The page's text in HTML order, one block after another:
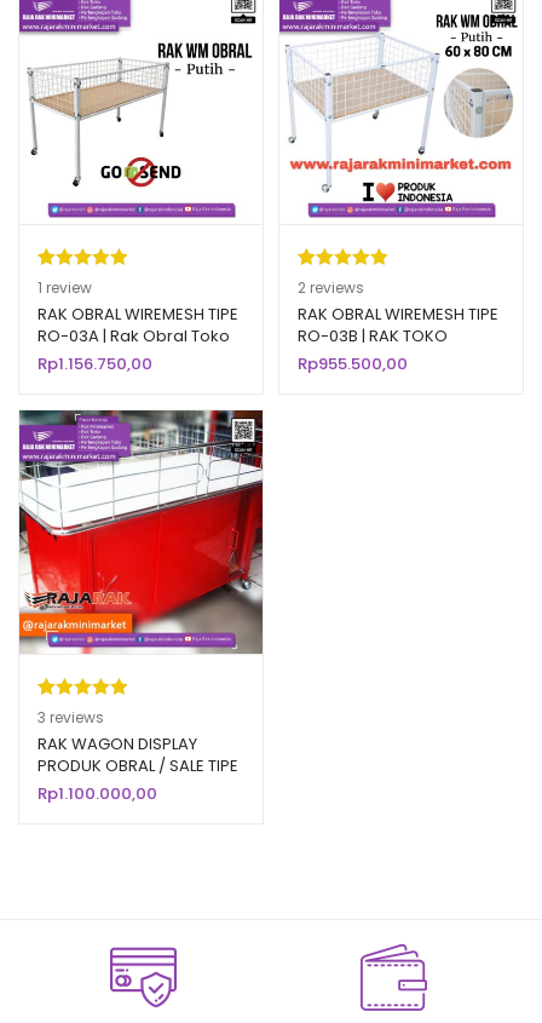
Peringkat
5.00 dari 5
berdasarka
n
1
penilaian
1 review
RAK OBRAL WIREMESH TIPE
RO-03A | Rak Obral Toko
Minimarket
Rp1.156.750,00
Peringkat
5.00 dari 5
berdasarka
n
2
penilaian
2 reviews
RAK OBRAL WIREMESH TIPE
RO-03B | RAK TOKO
MINIMARKET
Rp955.500,00
Peringkat
5.00 dari 5
berdasarka
n
3
penilaian
3 reviews
RAK WAGON DISPLAY
PRODUK OBRAL / SALE TIPE
RO-01 RAJARAK
Rp1.100.000,00